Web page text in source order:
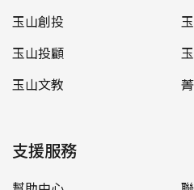
玉山創投
玉山投顧
玉山文教
支援服務